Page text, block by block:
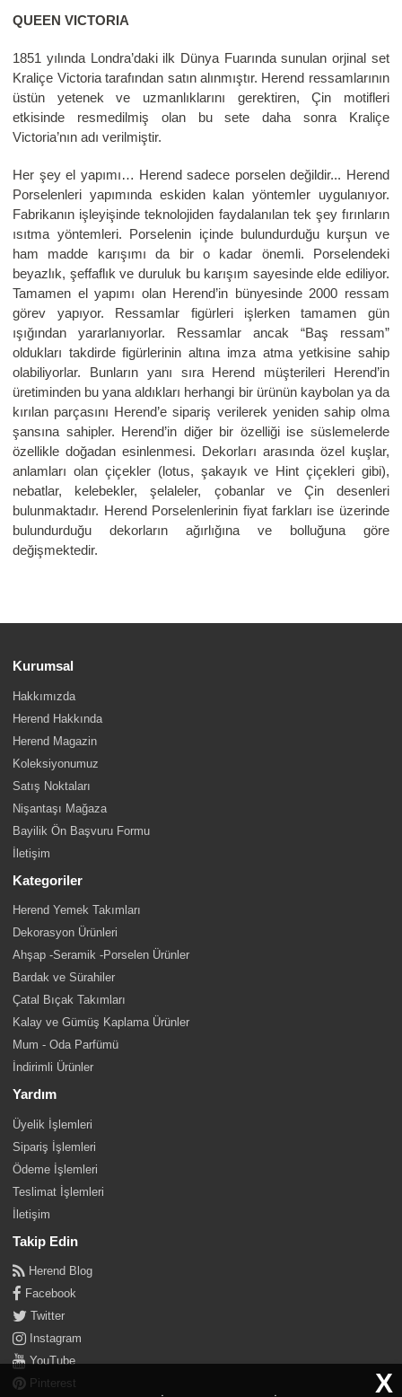
QUEEN VICTORIA
1851 yılında Londra’daki ilk Dünya Fuarında sunulan orjinal set
Kraliçe Victoria tarafından satın alınmıştır. Herend ressamlarının
üstün yetenek ve uzmanlıklarını gerektiren, Çin motifleri
etkisinde resmedilmiş olan bu sete daha sonra Kraliçe
Victoria’nın adı verilmiştir.
Her şey el yapımı… Herend sadece porselen değildir... Herend
Porselenleri yapımında eskiden kalan yöntemler uygulanıyor.
Fabrikanın işleyişinde teknolojiden faydalanılan tek şey fırınların
ısıtma yöntemleri. Porselenin içinde bulundurduğu kurşun ve
ham madde karışımı da bir o kadar önemli. Porselendeki
beyazlık, şeffaflık ve duruluk bu karışım sayesinde elde ediliyor.
Tamamen el yapımı olan Herend’in bünyesinde 2000 ressam
görev yapıyor. Ressamlar figürleri işlerken tamamen gün
ışığından yararlanıyorlar. Ressamlar ancak “Baş ressam”
oldukları takdirde figürlerinin altına imza atma yetkisine sahip
olabiliyorlar. Bunların yanı sıra Herend müşterileri Herend’in
üretiminden bu yana aldıkları herhangi bir ürünün kaybolan ya da
kırılan parçasını Herend’e sipariş verilerek yeniden sahip olma
şansına sahipler. Herend’in diğer bir özelliği ise süslemelerde
özellikle doğadan esinlenmesi. Dekorları arasında özel kuşlar,
anlamları olan çiçekler (lotus, şakayık ve Hint çiçekleri gibi),
nebatlar, kelebekler, şelaleler, çobanlar ve Çin desenleri
bulunmaktadır. Herend Porselenlerinin fiyat farkları ise üzerinde
bulundurduğu dekorların ağırlığına ve bolluğuna göre
değişmektedir.
Kurumsal
Hakkımızda
Herend Hakkında
Herend Magazin
Koleksiyonumuz
Satış Noktaları
Nişantaşı Mağaza
Bayilik Ön Başvuru Formu
İletişim
Kategoriler
Herend Yemek Takımları
Dekorasyon Ürünleri
Ahşap -Seramik -Porselen Ürünler
Bardak ve Sürahiler
Çatal Bıçak Takımları
Kalay ve Gümüş Kaplama Ürünler
Mum - Oda Parfümü
İndirimli Ürünler
Yardım
Üyelik İşlemleri
Sipariş İşlemleri
Ödeme İşlemleri
Teslimat İşlemleri
İletişim
Takip Edin
Herend Blog
Facebook
Twitter
Instagram
YouTube
Pinterest
X